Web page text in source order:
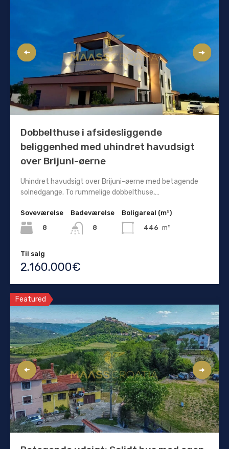
Dobbelthuse i afsidesliggende
beliggenhed med uhindret havudsigt
over Brijuni-øerne
Uhindret havudsigt over Brijuni-øerne med betagende
solnedgange. To rummelige dobbelthuse,…
Soveværelse
8
Badeværelse
8
Boligareal (m²)
446 m²
Til salg
2.160.000€
Featured